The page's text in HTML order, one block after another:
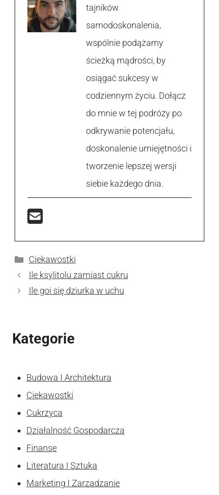
tajników
samodoskonalenia,
wspólnie podążamy
ścieżką mądrości, by
osiągać sukcesy w
codziennym życiu. Dołącz
do mnie w tej podróży po
odkrywanie potencjału,
doskonalenie umiejętności i
tworzenie lepszej wersji
siebie każdego dnia.
Kategorie
Ciekawostki
Ile ksylitolu zamiast cukru
Ile goi się dziurka w uchu
Kategorie
Budowa I Architektura
Ciekawostki
Cukrzyca
Działalność Gospodarcza
Finanse
Literatura I Sztuka
Marketing I Zarzadzanie